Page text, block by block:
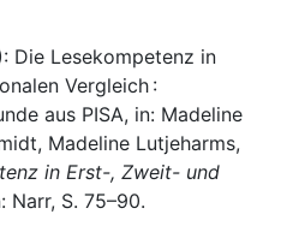
Die Lesekompetenz in
Vergleich :
aus PISA, in: Madeline
Madeline Lutjeharms,
in Erst-, Zweit- und
Narr, S. 75–90.